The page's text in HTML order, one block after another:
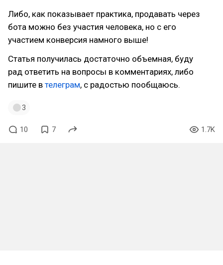
Либо, как показывает практика, продавать через
бота можно без участия человека, но с его
участием конверсия намного выше!
Статья получилась достаточно объемная, буду
рад ответить на вопросы в комментариях, либо
пишите в телеграм, с радостью пообщаюсь.
3
10 7 1.7K